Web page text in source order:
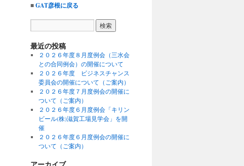
■GAT彦根に戻る
最近の投稿
２０２６年度８月度例会（三水会
との合同例会）の開催について
２０２６年度 ビジネスチャンス
委員会の開催について（ご案内）
２０２６年度７月度例会の開催に
ついて（ご案内）
２０２６年度６月度例会「キリン
ビール(株)滋賀工場見学会」を開
催
２０２６年度６月度例会の開催に
ついて（ご案内）
アーカイブ